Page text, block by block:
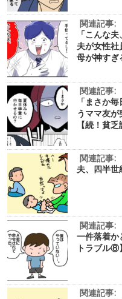
関連記事:
「こんな
夫が女性
母が神すぎ
関連記事:
「まさか
うママ友
【続！貧
関連記事:
夫、四半世
関連記事:
一件落着
トラブル⑧
関連記事: